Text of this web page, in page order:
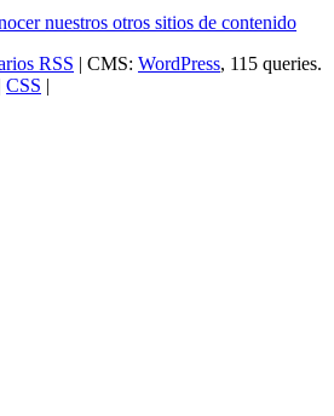
nuestros otros sitios de contenido
RSS | CMS: WordPress, 115 queries.
CSS |